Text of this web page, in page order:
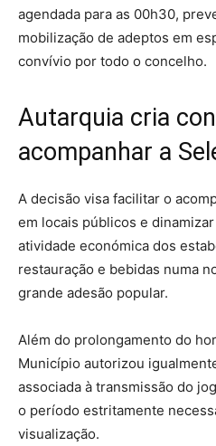
agendada para as 00h30,
mobilização de adeptos em
convívio por todo o concelho.
Autarquia cria
acompanhar a
A decisão visa facilitar o
em locais públicos e
atividade económica dos
restauração e bebidas numa
grande adesão popular.
Além do prolongamento do
Município autorizou
associada à transmissão do
o período estritamente
visualização.